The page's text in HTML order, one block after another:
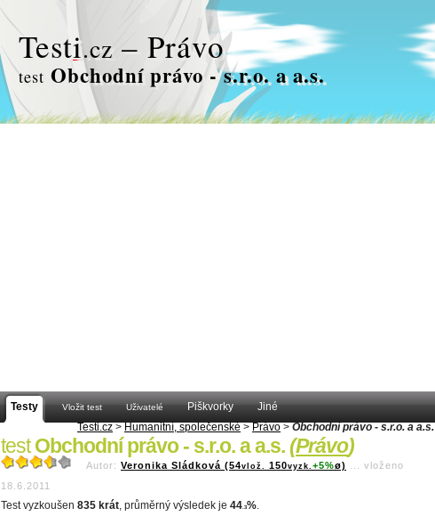
Testi.cz – Právo
test Obchodní právo - s.r.o. a a.s.
Testy Vložit test Uživatelé Piškvorky
Jiné
Testi.cz > Humanitní, společenské > Právo > Obchodní právo - s.r.o. a a.s.
testObchodní právo - s.r.o. a a.s.(Právo)
Autor: Veronika Sládková (54vlož. 150vyzk. +5%ø)
vloženo
18.6.2011
Test vyzkoušen 835 krát, průměrný výsledek je 44 .3%.